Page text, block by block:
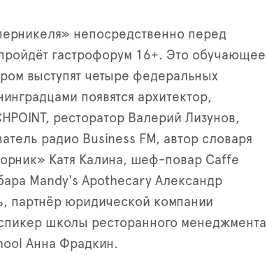
непосредственно перед
гастрофорум 16+. Это обучающее
выступят четыре федеральных
появятся архитектор,
ресторатор Валерий Лизунов,
радио Business FM, автор словаря
Катя Калина, шеф-повар Caffe
Mandy's Apothecary Александр
партнёр юридической компании
школы ресторанного менеджмента
Анна Фрадкин.